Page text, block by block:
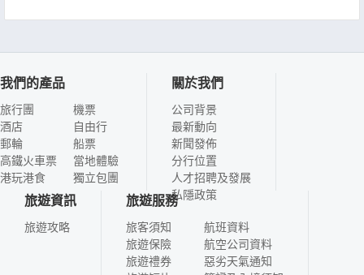
我們的產品
旅行團
酒店
郵輪
高鐵火車票
港玩港食
機票
自由行
船票
當地體驗
獨立包團
關於我們
公司背景
最新動向
新聞發佈
分行位置
人才招聘及發展
私隱政策
旅遊資訊
旅遊攻略
旅遊服務
旅客須知
旅遊保險
旅遊禮券
航班資料
航空公司資料
惡劣天氣通知